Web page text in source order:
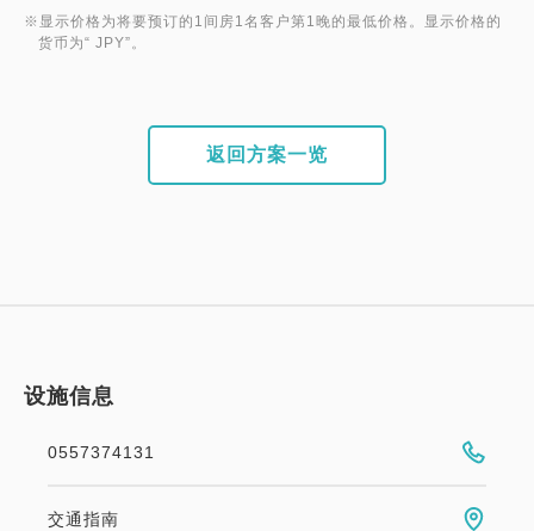
※显示价格为将要预订的1间房1名客户第1晚的最低价格。显示价格的
货币为“ JPY”。
返回方案一览
设施信息
0557374131
交通指南